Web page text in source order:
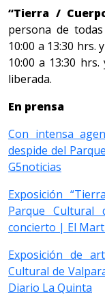
“Tierra /
persona de
10:00 a 13:30 hrs.
10:00 a 13:30
liberada.
En prensa
Con intensa
despide del
G5noticias
Exposición
Parque Cultural
concierto | El
Exposición de
Cultural de
Diario La Quinta